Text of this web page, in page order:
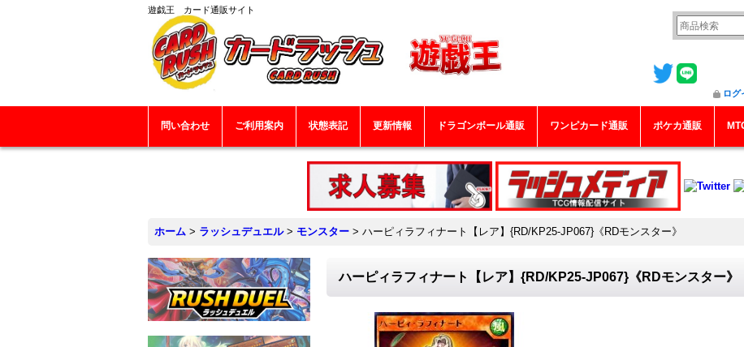
遊戯王 カード通販サイト
ログ
問い合わせ ご利用案内 状態表記 更新情報 ドラゴンボール通販 ワンピカード通販 ポケカ通販
ホーム > ラッシュデュエル > モンスター > ハーピィラフィナート【レア】{RD/KP25-JP067}《RDモンスター》
ハーピィラフィナート【レア】{RD/KP25-JP067}《RDモンスター》